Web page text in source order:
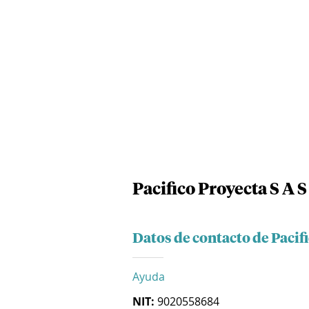
Pacifico Proyecta S A S
Datos de contacto de
Ayuda
NIT: 9020558684